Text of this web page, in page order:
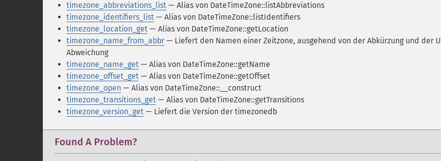
timezone_abbreviations_list — Alias von DateTimeZone::listAbbreviations
timezone_identifiers_list — Alias von DateTimeZone::listIdentifiers
timezone_location_get — Alias von DateTimeZone::getLocation
timezone_name_from_abbr — Liefert den Namen einer Zeitzone, ausgehend von der Abkürzung und der
Abweichung
timezone_name_get — Alias von DateTimeZone::getName
timezone_offset_get — Alias von DateTimeZone::getOffset
timezone_open — Alias von DateTimeZone::__construct
timezone_transitions_get — Alias von DateTimeZone::getTransitions
timezone_version_get — Liefert die Version der timezonedb
Found A Problem?